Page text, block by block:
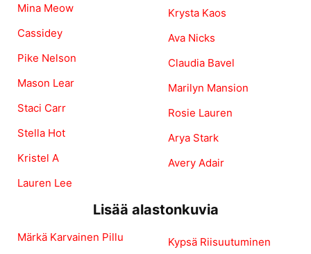
Mina Meow
Cassidey
Pike Nelson
Mason Lear
Staci Carr
Stella Hot
Kristel A
Lauren Lee
Krysta Kaos
Ava Nicks
Claudia Bavel
Marilyn Mansion
Rosie Lauren
Arya Stark
Avery Adair
Lisää alastonkuvia
Märkä Karvainen Pillu
Kypsä Riisuutuminen